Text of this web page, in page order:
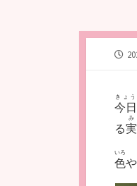
公
今日
きょう
る実
み
色
いろ